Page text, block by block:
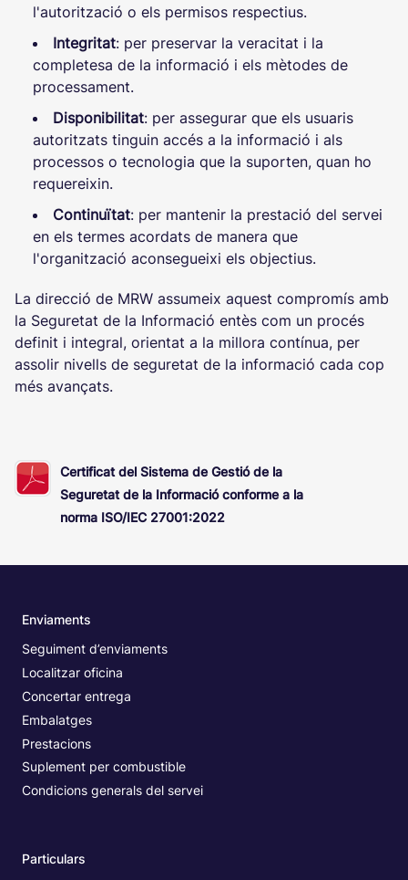
l'autorització o els permisos respectius.
Integritat: per preservar la veracitat i la
completesa de la informació i els mètodes de
processament.
Disponibilitat: per assegurar que els usuaris
autoritzats tinguin accés a la informació i als
processos o tecnologia que la suporten, quan ho
requereixin.
Continuïtat: per mantenir la prestació del servei
en els termes acordats de manera que
l'organització aconsegueixi els objectius.
La direcció de MRW assumeix aquest compromís amb
la Seguretat de la Informació entès com un procés
definit i integral, orientat a la millora contínua, per
assolir nivells de seguretat de la informació cada cop
més avançats.
Certificat del Sistema de Gestió de la
Seguretat de la Informació conforme a la
norma ISO/IEC 27001:2022
Enviaments
Seguiment d’enviaments
Localitzar oficina
Concertar entrega
Embalatges
Prestacions
Suplement per combustible
Condicions generals del servei
Particulars